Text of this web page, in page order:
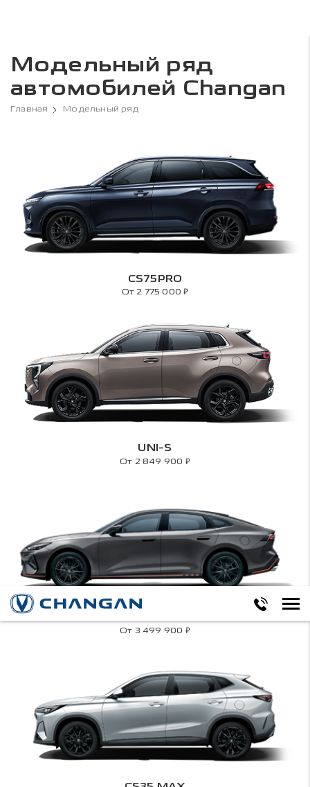
Модельный ряд
автомобилей Changan
Главная Модельный ряд
CS75PRO
От 2 775 000₽
UNI-S
От 2 849 900 ₽
От 3 499 900 ₽